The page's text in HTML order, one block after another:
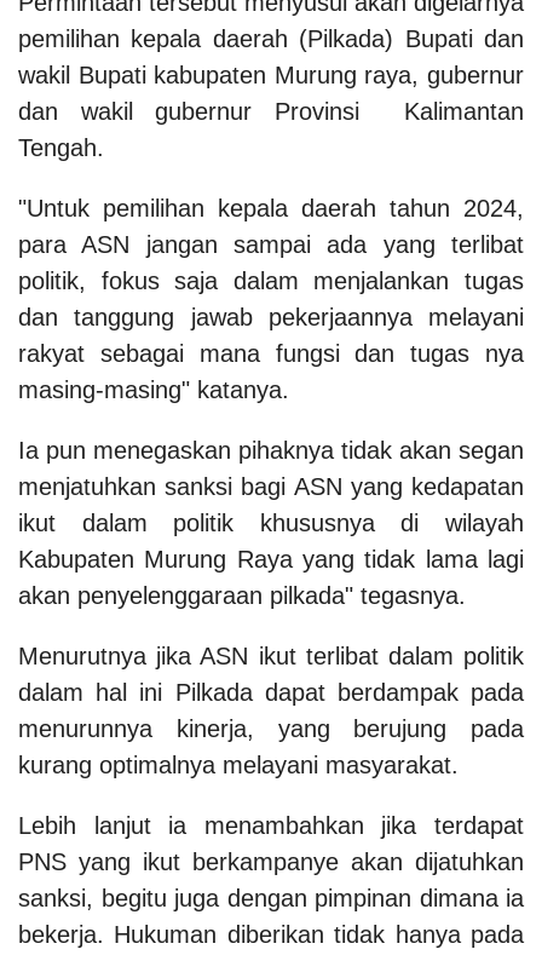
pemilihan kepala daerah (Pilkada) Bupati dan
wakil Bupati kabupaten Murung raya, gubernur
dan wakil gubernur Provinsi Kalimantan
Tengah.
"Untuk pemilihan kepala daerah tahun 2024,
para ASN jangan sampai ada yang terlibat
politik, fokus saja dalam menjalankan tugas
dan tanggung jawab pekerjaannya melayani
rakyat sebagai mana fungsi dan tugas nya
masing-masing" katanya.
Ia pun menegaskan pihaknya tidak akan segan
menjatuhkan sanksi bagi ASN yang kedapatan
ikut dalam politik khususnya di wilayah
Kabupaten Murung Raya yang tidak lama lagi
akan penyelenggaraan pilkada" tegasnya.
Menurutnya jika ASN ikut terlibat dalam politik
dalam hal ini Pilkada dapat berdampak pada
menurunnya kinerja, yang berujung pada
kurang optimalnya melayani masyarakat.
Lebih lanjut ia menambahkan jika terdapat
PNS yang ikut berkampanye akan dijatuhkan
sanksi, begitu juga dengan pimpinan dimana ia
bekerja. Hukuman diberikan tidak hanya pada